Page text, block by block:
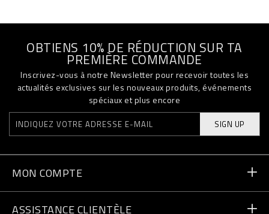
OBTIENS 10% DE RÉDUCTION SUR TA
PREMIÈRE COMMANDE
Inscrivez-vous à notre Newsletter pour recevoir toutes les
actualités exclusives sur les nouveaux produits, événements
spéciaux et plus encore
SIGN UP
MON COMPTE
ASSISTANCE CLIENTÈLE